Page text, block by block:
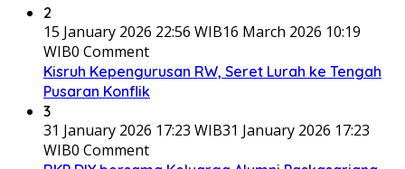
2
15 January 2026 22:56 WIB16 March 2026 10:19
WIB0 Comment
Kisruh Kepengurusan RW, Seret Lurah ke Tengah
Pusaran Konflik
3
31 January 2026 17:23 WIB31 January 2026 17:23
WIB0 Comment